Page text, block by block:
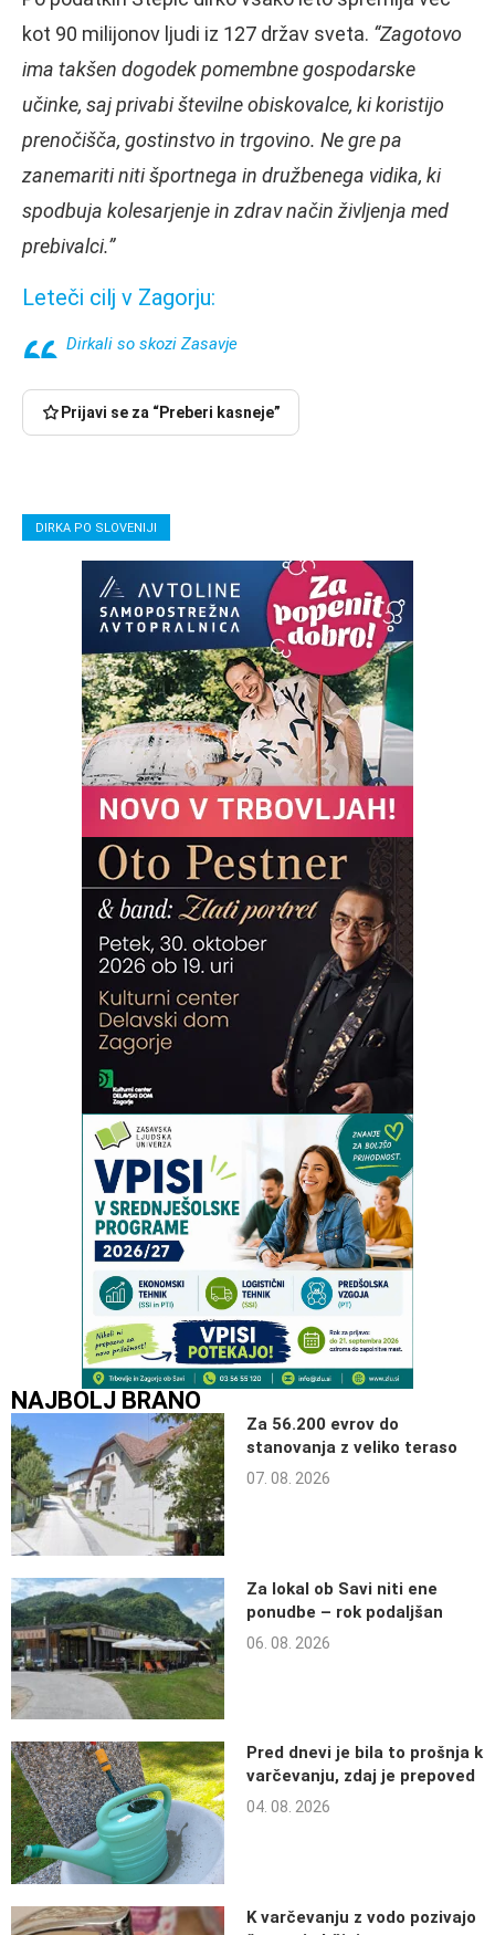
kot 90 milijonov ljudi iz 127 držav sveta. “Zagotovo
ima takšen dogodek pomembne gospodarske
učinke, saj privabi številne obiskovalce, ki koristijo
prenočišča, gostinstvo in trgovino. Ne gre pa
zanemariti niti športnega in družbenega vidika, ki
spodbuja kolesarjenje in zdrav način življenja med
prebivalci.”
Leteči cilj v Zagorju:
Dirkali so skozi Zasavje
Prijavi se za “Preberi kasneje”
DIRKA PO SLOVENIJI
NAJBOLJ BRANO
Za 56.200 evrov do
stanovanja z veliko teraso
07. 08. 2026
Za lokal ob Savi niti ene
ponudbe – rok podaljšan
06. 08. 2026
Pred dnevi je bila to prošnja k
varčevanju, zdaj je prepoved
04. 08. 2026
K varčevanju z vodo pozivajo